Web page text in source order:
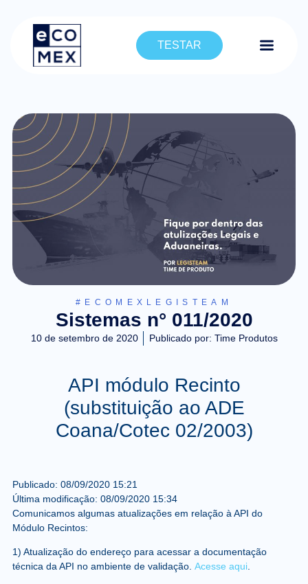
TESTAR
#ECOMEXLEGISTEAM
Sistemas n° 011/2020
10 de setembro de 2020 Publicado por: Time Produtos
API módulo Recinto
(substituição ao ADE
Coana/Cotec 02/2003)
Publicado: 08/09/2020 15:21
Última modificação: 08/09/2020 15:34
Comunicamos algumas atualizações em relação à API do
Módulo Recintos:
1) Atualização do endereço para acessar a documentação
técnica da API no ambiente de validação. Acesse aqui.